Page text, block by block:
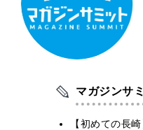
マガジンサ
【初めての長